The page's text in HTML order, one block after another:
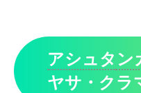
アシュタ ン
ヤサ・クラ